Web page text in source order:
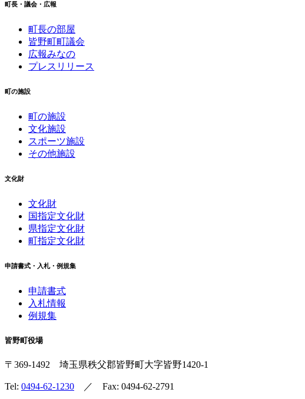
町長・議会・広報
町長の部屋
皆野町町議会
広報みなの
プレスリリース
町の施設
町の施設
文化施設
スポーツ施設
その他施設
文化財
文化財
国指定文化財
県指定文化財
町指定文化財
申請書式・入札・例規集
申請書式
入札情報
例規集
皆野町役場
〒369-1492 埼玉県秩父郡皆野町 大字皆野1420-1
Tel: 0494-62-1230 ／ Fax: 0494-62-2791